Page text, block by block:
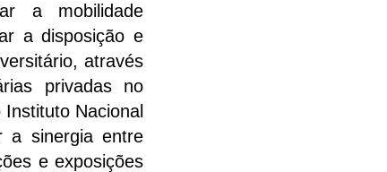
a mobilidade
a disposição e
através
privadas no
Nacional
a sinergia entre
e exposições